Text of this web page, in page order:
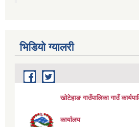
भिडियाे ग्यालरी